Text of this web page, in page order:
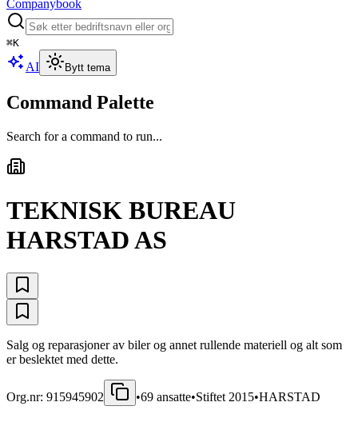
Companybook
⌘K
AI Bytt tema
Command Palette
Search for a command to run...
TEKNISK BUREAU
HARSTAD AS
Salg og reparasjoner av biler og annet rullende materiell og alt som
er beslektet med dette.
Org.nr: 915945902 •69 ansatte•Stiftet 2015•HARSTAD